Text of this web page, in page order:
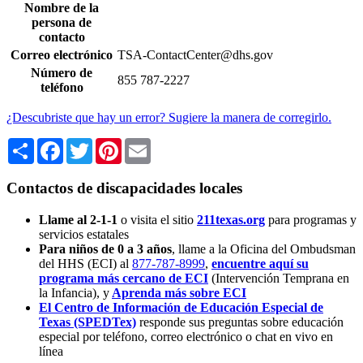
Nombre de la
persona de
contacto
Correo electrónico TSA-ContactCenter@dhs.gov
Número de
teléfono
855 787-2227
¿Descubriste que hay un error? Sugiere la manera de corregirlo.
Share Facebook
TwitterPinterest
Contactos de discapacidades locales
Llame al 2-1-1 o visita el sitio 211texas.org para programas y
servicios estatales
Para niños de 0 a 3 años, llame a la Oficina del Ombudsman
del HHS (ECI) al 877-787-8999, encuentre aquí su
programa más cercano de ECI (Intervención Temprana en
la Infancia), y Aprenda más sobre ECI
El Centro de Información de Educación Especial de
Texas (SPEDTex) responde sus preguntas sobre educación
especial por teléfono, correo electrónico o chat en vivo en
línea